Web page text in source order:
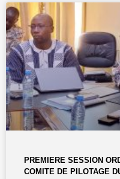
PREMIERE SESSION
COMITE DE PILOTAGE